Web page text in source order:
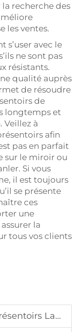
la recherche des
les ventes.
s’user avec le
ne sont pas
résistants.
qualité auprès
de résoudre
de
longtemps et
Veillez à
afin
pas en parfait
sur le miroir ou
Si vous
il est toujours
se présente
ces
une
la
tous vos clients
d'être pris en considération